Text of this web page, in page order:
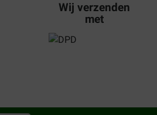
Wij verzenden
met